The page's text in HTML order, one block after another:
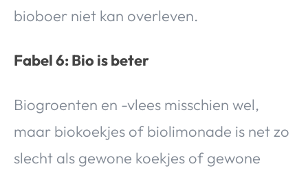
bioboer niet kan overleven.
Fabel 6: Bio is beter
Biogroenten en -vlees misschien wel,
maar biokoekjes of biolimonade is net zo
slecht als gewone koekjes of gewone